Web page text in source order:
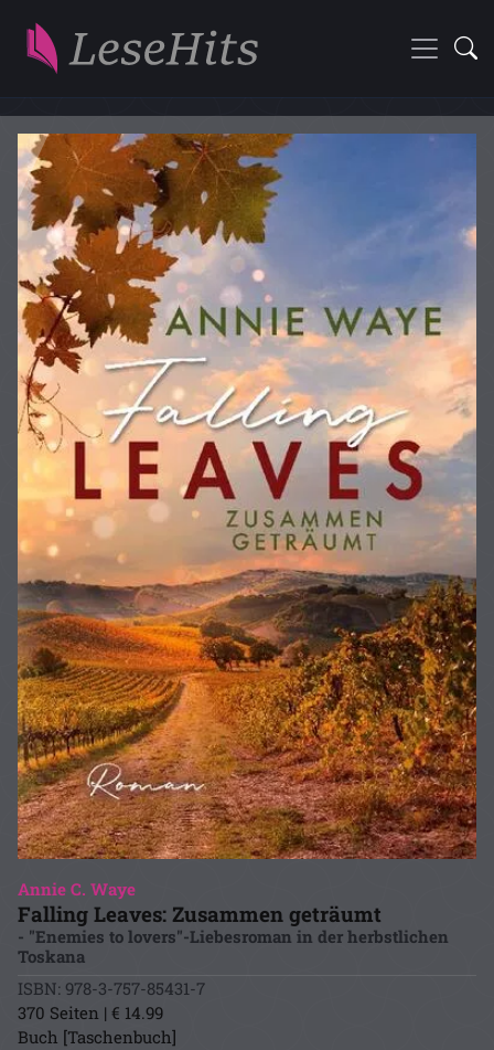
Annie C. Waye
Falling Leaves: Zusammen geträumt
- "Enemies to lovers"-Liebesroman in der herbstlichen
Toskana
ISBN: 978-3-757-85431-7
370 Seiten | € 14.99
Buch [Taschenbuch]